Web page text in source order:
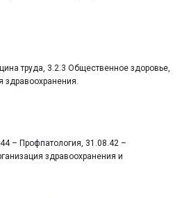
труда, 3.2.3 Общественное здоровье,
здравоохранения.
– Профпатология, 31.08.42 –
здравоохранения и